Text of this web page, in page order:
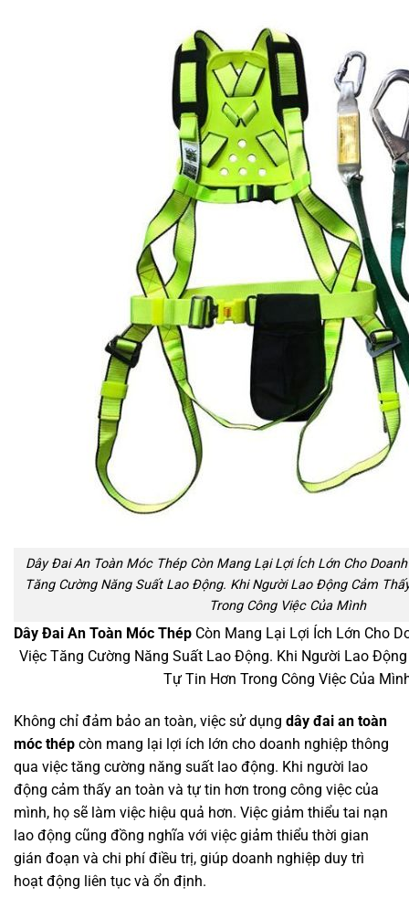
Dây Đai An Toàn Móc Thép Còn Mang Lại Lợi Ích Lớn Cho
Tăng Cường Năng Suất Lao Động. Khi Người Lao Động Cảm
Trong Công Việc Của Mình
Dây Đai An Toàn Móc Thép Còn Mang Lại Lợi Ích Lớn Cho
Việc Tăng Cường Năng Suất Lao Động. Khi Người Lao
Tự Tin Hơn Trong Công Việc Của
Không chỉ đảm bảo an toàn, việc sử dụng dây đai an toàn
móc thép còn mang lại lợi ích lớn cho doanh nghiệp thông
qua việc tăng cường năng suất lao động. Khi người lao
động cảm thấy an toàn và tự tin hơn trong công việc của
mình, họ sẽ làm việc hiệu quả hơn. Việc giảm thiểu tai nạn
lao động cũng đồng nghĩa với việc giảm thiểu thời gian
gián đoạn và chi phí điều trị, giúp doanh nghiệp duy trì
hoạt động liên tục và ổn định.